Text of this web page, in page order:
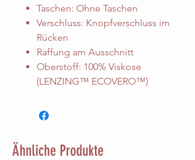
Taschen: Ohne Taschen
Verschluss: Knopfverschluss im
Rücken
Raffung am Ausschnitt
Oberstoff: 100% Viskose
(LENZING™ ECOVERO™)
Ähnliche Produkte